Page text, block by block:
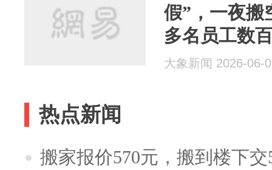
假”，一夜搬
多名员工数
工：连维权
大象新闻 2026-06-
热点新闻
搬家报价570元，搬到楼下